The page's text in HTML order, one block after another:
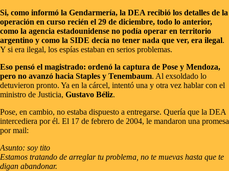
Si, como informó la Gendarmería, la DEA recibió los detalles de la
operación en curso recién el 29 de diciembre, todo lo anterior,
como la agencia estadounidense no podía operar en territorio
argentino y como la SIDE decía no tener nada que ver, era ilegal.
Y si era ilegal, los espías estaban en serios problemas.
Eso pensó el magistrado: ordenó la captura de Pose y Mendoza,
pero no avanzó hacia Staples y Tenembaum. Al exsoldado lo
detuvieron pronto. Ya en la cárcel, intentó una y otra vez hablar con el
ministro de Justicia, Gustavo Béliz.
Pose, en cambio, no estaba dispuesto a entregarse. Quería que la DEA
intercediera por él. El 17 de febrero de 2004, le mandaron una promesa
por mail:
Asunto: soy tito
Estamos tratando de arreglar tu problema, no te muevas hasta que te
digan abandonar.